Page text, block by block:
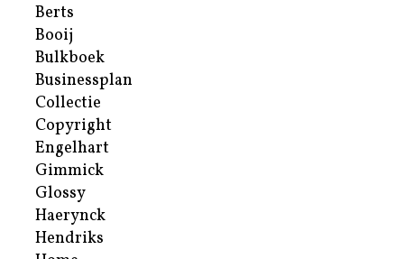
Berts
Booij
Bulkboek
Businessplan
Collectie
Copyright
Engelhart
Gimmick
Glossy
Haerynck
Hendriks